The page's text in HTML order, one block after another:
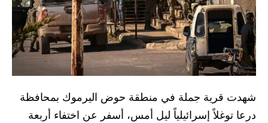
شهدت قرية جملة في منطقة حوض اليرموك بمحافظة
درعا توغلاً إسرائيلياً ليل أمس، أسفر عن اختفاء أربعة